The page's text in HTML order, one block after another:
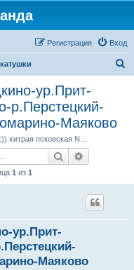
Вход
Регистрация
ур.Прит-
р.Перстецкий-
Маяково
хитрая псковская N...
Поиск
1 из 1
ур.Прит-
Маяково